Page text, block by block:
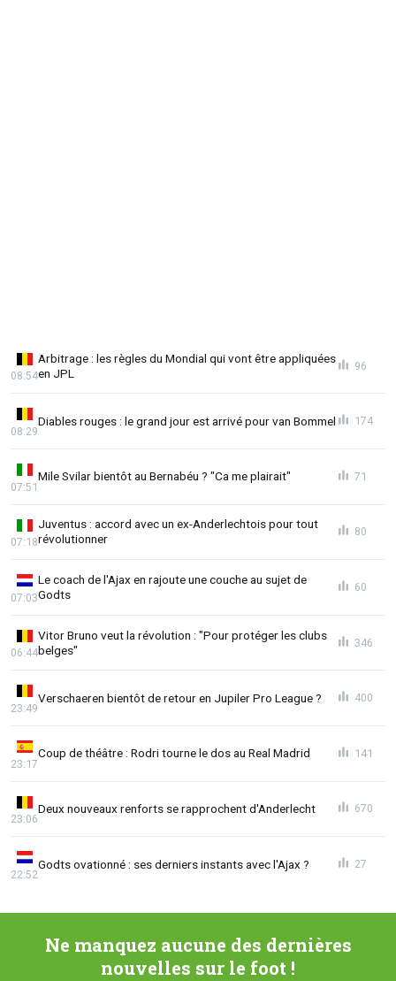
Arbitrage : les règles du Mondial qui vont être appliquées
en JPL
08:54
96
Diables rouges : le grand jour est arrivé pour van Bommel
08:29
174
Mile Svilar bientôt au Bernabéu ? "Ca me plairait"
07:51
71
Juventus : accord avec un ex-Anderlechtois pour tout
révolutionner
07:18
80
Le coach de l'Ajax en rajoute une couche au sujet de
Godts
07:03
60
Vitor Bruno veut la révolution : "Pour protéger les clubs
belges"
06:44
346
Verschaeren bientôt de retour en Jupiler Pro League ?
23:49
400
Coup de théâtre : Rodri tourne le dos au Real Madrid
23:17
141
Deux nouveaux renforts se rapprochent d'Anderlecht
23:06
670
Godts ovationné : ses derniers instants avec l'Ajax ?
22:52
27
Ne manquez aucune des dernières
nouvelles sur le foot !